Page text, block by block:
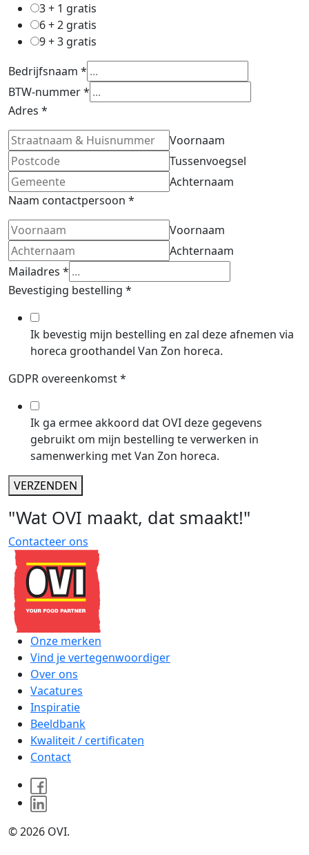
3 + 1 gratis
6 + 2 gratis
9 + 3 gratis
Bedrijfsnaam *
BTW-nummer*
Adres *
Voornaam
Tussenvoegsel
Achternaam
Naam contactpersoon *
Voornaam
Achternaam
Mailadres *
Bevestiging bestelling *
Ik bevestig mijn bestelling en zal deze afnemen via
horeca groothandel Van Zon horeca.
GDPR overeenkomst*
Ik ga ermee akkoord dat OVI deze gegevens
gebruikt om mijn bestelling te verwerken in
samenwerking met Van Zon horeca.
VERZENDEN
"Wat OVI maakt, dat smaakt!"
Contacteer ons
Onze merken
Vind je vertegenwoordiger
Over ons
Vacatures
Inspiratie
Beeldbank
Kwaliteit / certificaten
Contact
© 2026 OVI.